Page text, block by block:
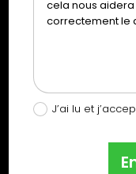
J’ai lu et